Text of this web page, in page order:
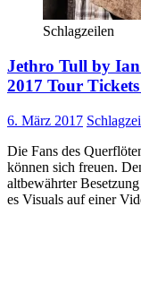
Schlagzeilen
Jethro Tull by
2017 Tour
6. März 2017
Die Fans des
können sich freuen.
altbewährter
es Visuals auf einer